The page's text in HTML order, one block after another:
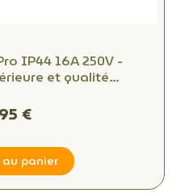
IP44 16A 250V -
et qualité
€
panier